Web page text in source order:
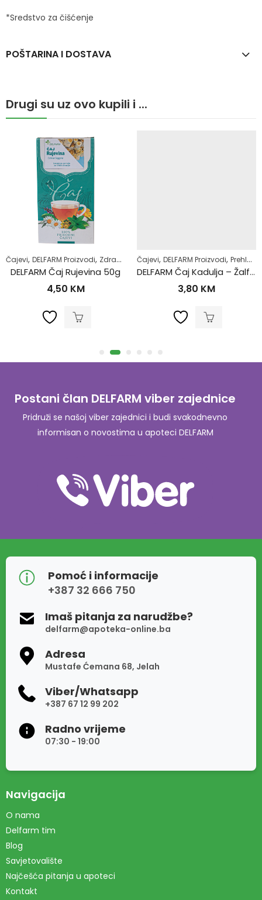
*Sredstvo za čišćenje
POŠTARINA I DOSTAVA
Drugi su uz ovo kupili i ...
,Zdrav život ,Žensko zdravlje
Čajevi, DELFARM Proizvodi, Zdrav život
DELFARM Čaj Rujevina 50g
4,50 KM
Čajevi, DELFARM Proizvodi, Prehlada i gripa
DELFARM Čaj Kadulja – Žalfija 50g
3,80 KM
Postani član DELFARM viber zajednice
Pridruži se našoj viber zajednici i budi svakodnevno
informisan o novostima u apoteci DELFARM
Pomoć i informacije
+387 32 666 750
Imaš pitanja za narudžbe?
delfarm@apoteka-online.ba
Adresa
Mustafe Ćemana 68, Jelah
Viber/Whatsapp
+387 67 12 99 202
Radno vrijeme
07:30 - 19:00
Navigacija
O nama
Delfarm tim
Blog
Savjetovalište
Najčešća pitanja u apoteci
Kontakt